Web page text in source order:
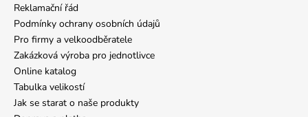
Reklamační řád
Podmínky ochrany osobních údajů
Pro firmy a velkoodběratele
Zakázková výroba pro jednotlivce
Online katalog
Tabulka velikostí
Jak se starat o naše produkty